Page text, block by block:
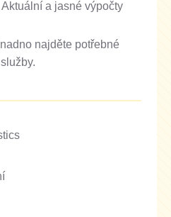
a jasné výpočty
najděte potřebné